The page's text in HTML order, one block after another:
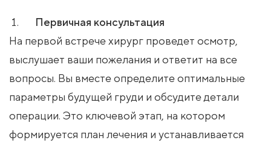
Первичная консультация
На первой встрече хирург проведет осмотр,
выслушает ваши пожелания и ответит на все
вопросы. Вы вместе определите оптимальные
параметры будущей груди и обсудите детали
операции. Это ключевой этап, на котором
формируется план лечения и устанавливается